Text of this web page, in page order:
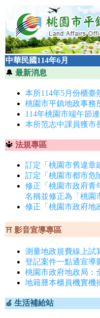
中華民國114年6月
🔔 最新消息
本所114年5月份櫃臺
桃園市平鎮地政事務
114年桃園市端午節
本所范志中課員獲市
🔱 法規專區
訂定「桃園市舊違章
訂定「桃園市都市危
修正「桃園市政府青
名稱並修正為「桃園
修正「桃園市政府地
⛩ 影音宣導專區
測量地政規費線上試
登記案件一點通宣導
桃園市政府地政局：
地籍謄本櫃員機實機
🍏 生活補給站